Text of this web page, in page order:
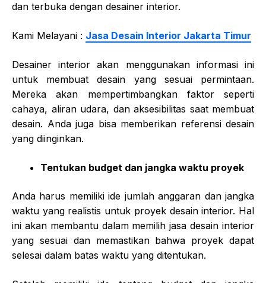
dan terbuka dengan desainer interior.
Kami Melayani : Jasa Desain Interior Jakarta Timur
Desainer interior akan menggunakan informasi ini
untuk membuat desain yang sesuai permintaan.
Mereka akan mempertimbangkan faktor seperti
cahaya, aliran udara, dan aksesibilitas saat membuat
desain. Anda juga bisa memberikan referensi desain
yang diinginkan.
Tentukan budget dan jangka waktu proyek
Anda harus memiliki ide jumlah anggaran dan jangka
waktu yang realistis untuk proyek desain interior. Hal
ini akan membantu dalam memilih jasa desain interior
yang sesuai dan memastikan bahwa proyek dapat
selesai dalam batas waktu yang ditentukan.